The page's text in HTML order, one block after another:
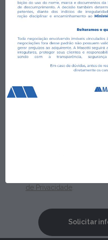
Preencha o formulário para
em contato com você.
de Privacidade
Solicitar